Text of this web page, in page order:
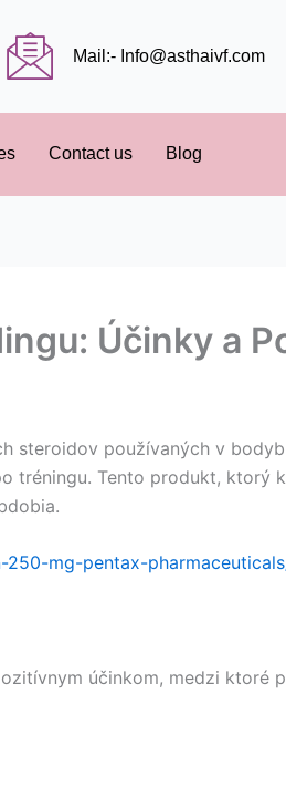
Mail:- Info@asthaivf.com
Contact us Blog
Účinky a
steroidov používaných v
tréningu. Tento produkt, ktorý
mg-pentax-
účinkom, medzi ktoré